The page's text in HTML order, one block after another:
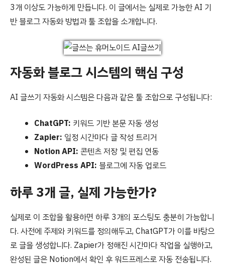
3개 이상도 가능하게 만듭니다. 이 글에서는 실제로 가능한 AI 기
반 블로그 자동화 방법과 툴 조합을 소개합니다.
자동화 블로그 시스템의 핵심 구성
AI 글쓰기 자동화 시스템은 다음과 같은 툴 조합으로 구성됩니다:
ChatGPT: 키워드 기반 본문 자동 생성
Zapier: 일정 시간마다 글 작성 트리거
Notion API: 콘텐츠 저장 및 편집 연동
WordPress API: 블로그에 자동 업로드
하루 3개 글, 실제 가능한가?
실제로 이 조합을 활용하면 하루 3개의 포스팅도 충분히 가능합니
다. 사전에 주제와 키워드를 정의해두고, ChatGPT가 이를 바탕으
로 글을 생성합니다. Zapier가 정해진 시간마다 작업을 실행하고,
완성된 글은 Notion에서 확인 후 워드프레스로 자동 전송됩니다.